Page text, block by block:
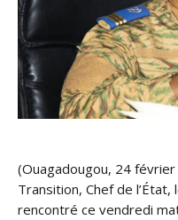
(Ouagadougou, 24
Transition, Chef de l’État,
rencontré ce vendredi